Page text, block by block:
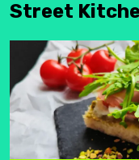
Street